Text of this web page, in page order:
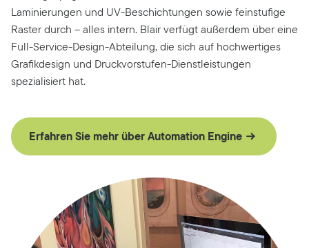
Laminierungen und UV-Beschichtungen sowie feinstufige
Raster durch – alles intern. Blair verfügt außerdem über eine
Full-Service-Design-Abteilung, die sich auf hochwertiges
Grafikdesign und Druckvorstufen-Dienstleistungen
spezialisiert hat.
Erfahren Sie mehr über Automation Engine